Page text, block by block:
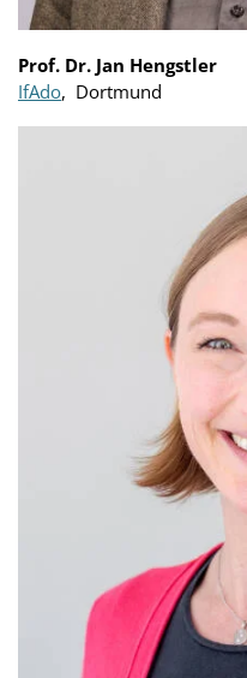
Prof. Dr. Jan Hengstler
IfAdo, Dortmund